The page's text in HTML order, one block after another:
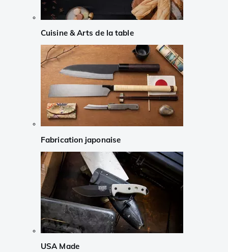
Cuisine & Arts de la table
Fabrication japonaise
USA Made